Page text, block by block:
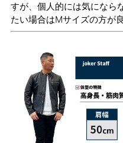
すが、個人的には気になら
たい場合はMサイズの方が